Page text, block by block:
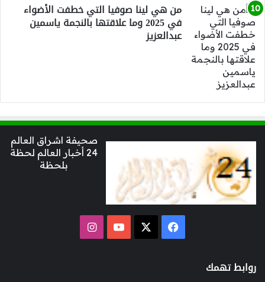
من هي لينا صوفيا التي خطفت الأضواء
في 2025 وما علاقتها بالنجمة ياسمين
عبدالعزيز
صحيفة اشراق العالم
24 أخبار العالم لحظة
بلحظة
فيسبوك ‫YouTubeانستقرام
روابط تهمك